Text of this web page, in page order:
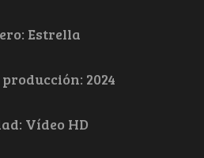
Estrella
2024
Vídeo HD